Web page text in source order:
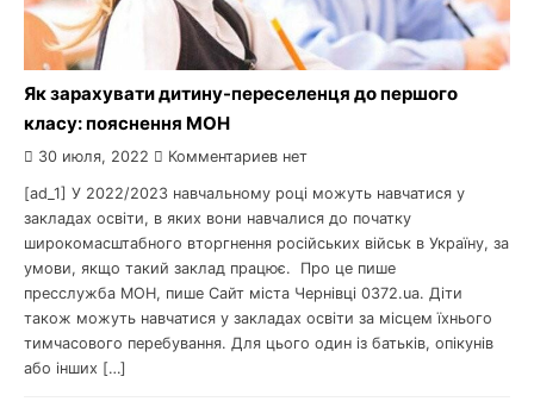
Як зарахувати дитину-переселенця до першого
класу: пояснення МОН
30 июля, 2022 Комментариев нет
[ad_1] У 2022/2023 навчальному році можуть навчатися у
закладах освіти, в яких вони навчалися до початку
широкомасштабного вторгнення російських військ в Україну, за
умови, якщо такий заклад працює. Про це пише
пресслужба МОН, пише Сайт міста Чернівці 0372.ua. Діти
також можуть навчатися у закладах освіти за місцем їхнього
тимчасового перебування. Для цього один із батьків, опікунів
або інших […]